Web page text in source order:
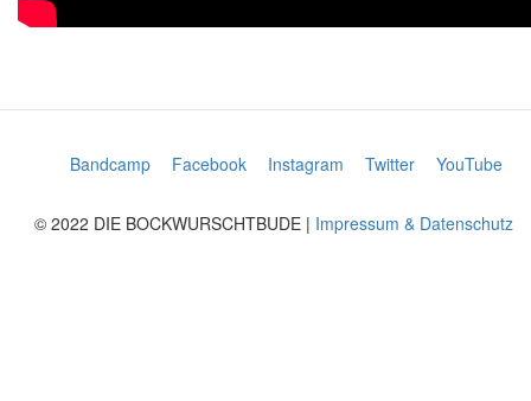
Bandcamp Facebook Instagram Twitter YouTube
© 2022 DIE BOCKWURSCHTBUDE | Impressum & Datenschutz